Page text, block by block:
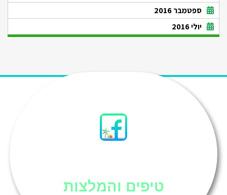
ספטמבר 2016
יולי 2016
סיני
טיפים והמלצות